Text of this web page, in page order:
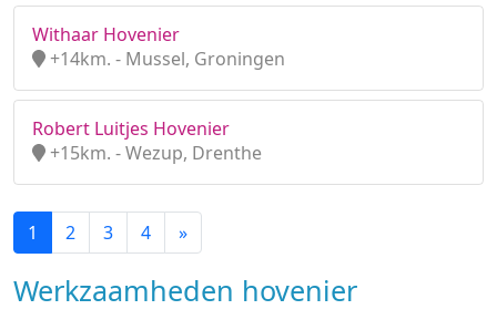
Withaar Hovenier
+14km. - Mussel, Groningen
Robert Luitjes Hovenier
+15km. - Wezup, Drenthe
1 2 3 4 »
Werkzaamheden hovenier